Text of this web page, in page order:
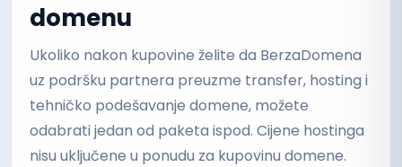
domenu
Ukoliko nakon kupovine želite da BerzaDomena
uz podršku partnera preuzme transfer, hosting i
tehničko podešavanje domene, možete
odabrati jedan od paketa ispod. Cijene hostinga
nisu uključene u ponudu za kupovinu domene.